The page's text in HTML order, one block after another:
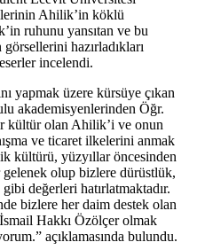
Ahilik’in köklü
ruhunu yansıtan ve bu
hazırladıkları
incelendi.
yapmak üzere kürsüye çıkan
akademisyenlerinden Öğr.
kültür olan Ahilik’i ve onun
ve ticaret ilkelerini anmak
kültürü, yüzyıllar öncesinden
olup bizlere dürüstlük,
değerleri hatırlatmaktadır.
bizlere her daim destek olan
Hakkı Özölçer olmak
açıklamasında bulundu.